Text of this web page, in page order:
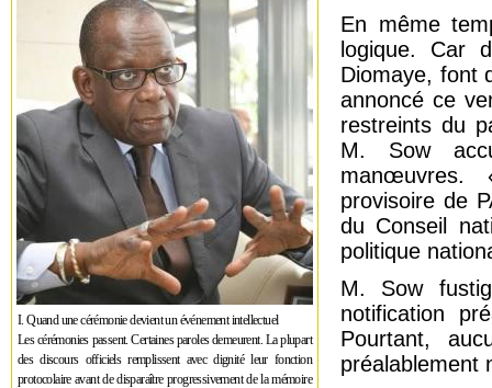
I. Quand une cérémonie devient un événement intellectuel
Les cérémonies passent. Certaines paroles demeurent. La plupart
des discours officiels remplissent avec dignité leur fonction
protocolaire avant de disparaître progressivement de la mémoire
En même
logique. Car
Diomaye, font
annoncé ce
restreints du
M. Sow
manœuvres.
provisoire de
du Conseil
politique
M. Sow
notification
Pourtant,
préalablement